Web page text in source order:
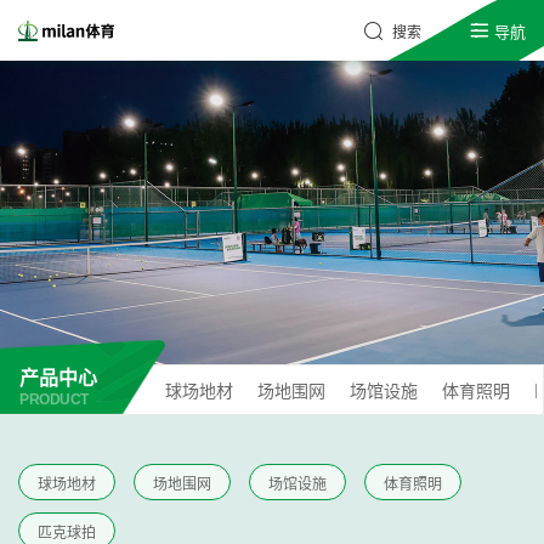
搜索 导航
产品中心
PRODUCT 球场地材 场地围网 场馆设施 体育照明
球场地材 场地围网 场馆设施 体育照明
匹克球拍